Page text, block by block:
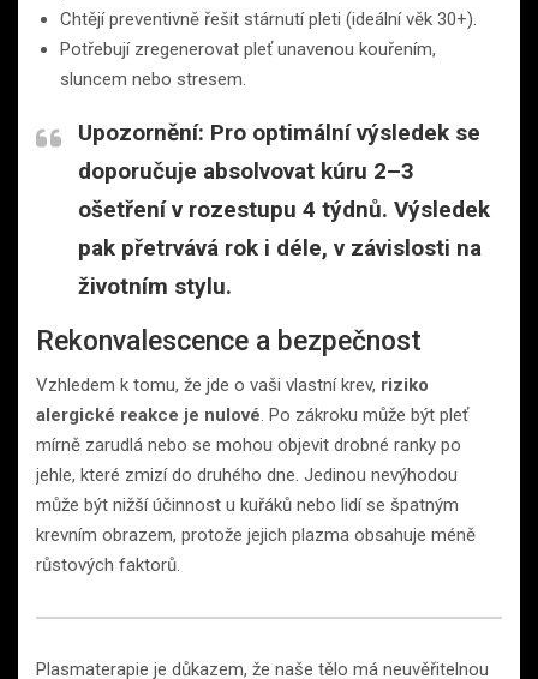
Chtějí preventivně řešit stárnutí pleti (ideální věk 30+).
Potřebují zregenerovat pleť unavenou kouřením,
sluncem nebo stresem.
Upozornění: Pro optimální výsledek se
doporučuje absolvovat kúru 2–3
ošetření v rozestupu 4 týdnů. Výsledek
pak přetrvává rok i déle, v závislosti na
životním stylu.
Rekonvalescence a bezpečnost
Vzhledem k tomu, že jde o vaši vlastní krev, riziko
alergické reakce je nulové. Po zákroku může být pleť
mírně zarudlá nebo se mohou objevit drobné ranky po
jehle, které zmizí do druhého dne. Jedinou nevýhodou
může být nižší účinnost u kuřáků nebo lidí se špatným
krevním obrazem, protože jejich plazma obsahuje méně
růstových faktorů.
Plasmaterapie je důkazem, že naše tělo má neuvěřitelnou